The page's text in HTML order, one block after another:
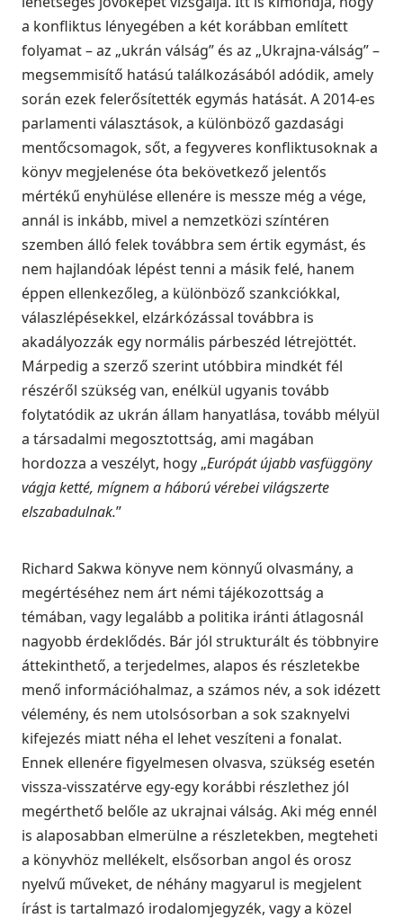
a konfliktus lényegében a két korábban említett
folyamat – az „ukrán válság” és az „Ukrajna-válság” –
megsemmisítő hatású találkozásából adódik, amely
során ezek felerősítették egymás hatását. A 2014-es
parlamenti választások, a különböző gazdasági
mentőcsomagok, sőt, a fegyveres konfliktusoknak a
könyv megjelenése óta bekövetkező jelentős
mértékű enyhülése ellenére is messze még a vége,
annál is inkább, mivel a nemzetközi színtéren
szemben álló felek továbbra sem értik egymást, és
nem hajlandóak lépést tenni a másik felé, hanem
éppen ellenkezőleg, a különböző szankciókkal,
válaszlépésekkel, elzárkózással továbbra is
akadályozzák egy normális párbeszéd létrejöttét.
Márpedig a szerző szerint utóbbira mindkét fél
részéről szükség van, enélkül ugyanis tovább
folytatódik az ukrán állam hanyatlása, tovább mélyül
a társadalmi megosztottság, ami magában
hordozza a veszélyt, hogy „Európát újabb vasfüggöny
vágja ketté, mígnem a háború vérebei világszerte
elszabadulnak.”
Richard Sakwa könyve nem könnyű olvasmány, a
megértéséhez nem árt némi tájékozottság a
témában, vagy legalább a politika iránti átlagosnál
nagyobb érdeklődés. Bár jól strukturált és többnyire
áttekinthető, a terjedelmes, alapos és részletekbe
menő információhalmaz, a számos név, a sok idézett
vélemény, és nem utolsósorban a sok szaknyelvi
kifejezés miatt néha el lehet veszíteni a fonalat.
Ennek ellenére figyelmesen olvasva, szükség esetén
vissza-visszatérve egy-egy korábbi részlethez jól
megérthető belőle az ukrajnai válság. Aki még ennél
is alaposabban elmerülne a részletekben, megteheti
a könyvhöz mellékelt, elsősorban angol és orosz
nyelvű műveket, de néhány magyarul is megjelent
írást is tartalmazó irodalomjegyzék, vagy a közel